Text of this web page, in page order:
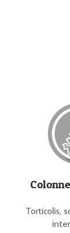
Torticolis,